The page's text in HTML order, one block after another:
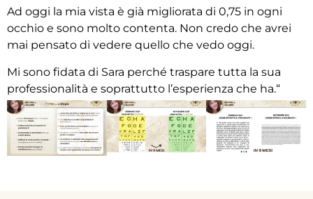
Ad oggi la mia vista è già migliorata di 0,75 in ogni
occhio e sono molto contenta. Non credo che avrei
mai pensato di vedere quello che vedo oggi.
Mi sono fidata di Sara perché traspare tutta la sua
professionalità e soprattutto l’esperienza che ha.“